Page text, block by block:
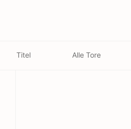
Titel Alle Tore